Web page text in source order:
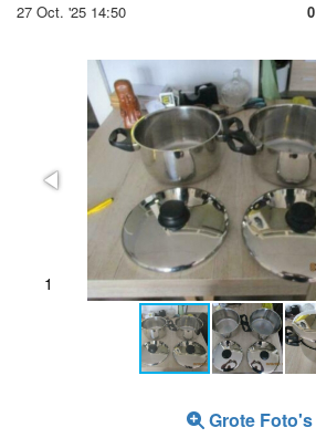
27 Oct. '25 14:50 0
12
Grote Foto's